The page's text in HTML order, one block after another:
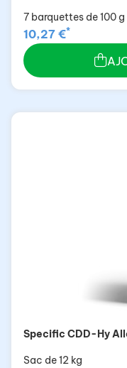
7 barquettes de 100 g
10,27 €*
Specific CDD-Hy
Sac de 12 kg